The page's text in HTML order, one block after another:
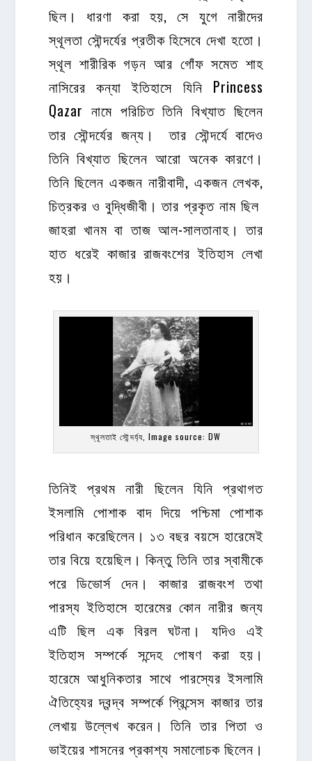
ছিল। ধারণা করা হয়, সে যুগে নারীদের
স্থূলতা সৌন্দর্যের প্রতীক হিসেবে দেখা হতো।
স্থূল শারীরিক গড়ন আর গোঁফ সমেত শাহ
নাসিরের কন্যা ইতিহাসে যিনি Princess
Qazar নামে পরিচিত তিনি বিখ্যাত ছিলেন
তার সৌন্দর্যের জন্য। তার সৌন্দর্যে বাদেও
তিনি বিখ্যাত ছিলেন আরো অনেক কারণে।
তিনি ছিলেন একজন নারীবাদী, একজন লেখক,
চিত্রকর ও বুদ্ধিজীবী। তার প্রকৃত নাম ছিল
জাহরা খানম বা তাজ আল-সালতানাহ। তার
হাত ধরেই কাজার রাজবংশের ইতিহাস লেখা
হয়।
স্থূলতাই সৌন্দর্য্য, Image source: DW
তিনিই প্রথম নারী ছিলেন যিনি প্রথাগত
ইসলামি পোশাক বাদ দিয়ে পশ্চিমা পোশাক
পরিধান করেছিলেন। ১৩ বছর বয়সে হারেমেই
তার বিয়ে হয়েছিল। কিন্তু তিনি তার স্বামীকে
পরে ডিভোর্স দেন। কাজার রাজবংশ তথা
পারস্য ইতিহাসে হারেমের কোন নারীর জন্য
এটি ছিল এক বিরল ঘটনা। যদিও এই
ইতিহাস সম্পর্কে সন্দেহ পোষণ করা হয়।
হারেমে আধুনিকতার সাথে পারস্যের ইসলামি
ঐতিহ্যের দ্বন্দ্ব সম্পর্কে প্রিন্সেস কাজার তার
লেখায় উল্লেখ করেন। তিনি তার পিতা ও
ভাইয়ের শাসনের প্রকাশ্য সমালোচক ছিলেন।